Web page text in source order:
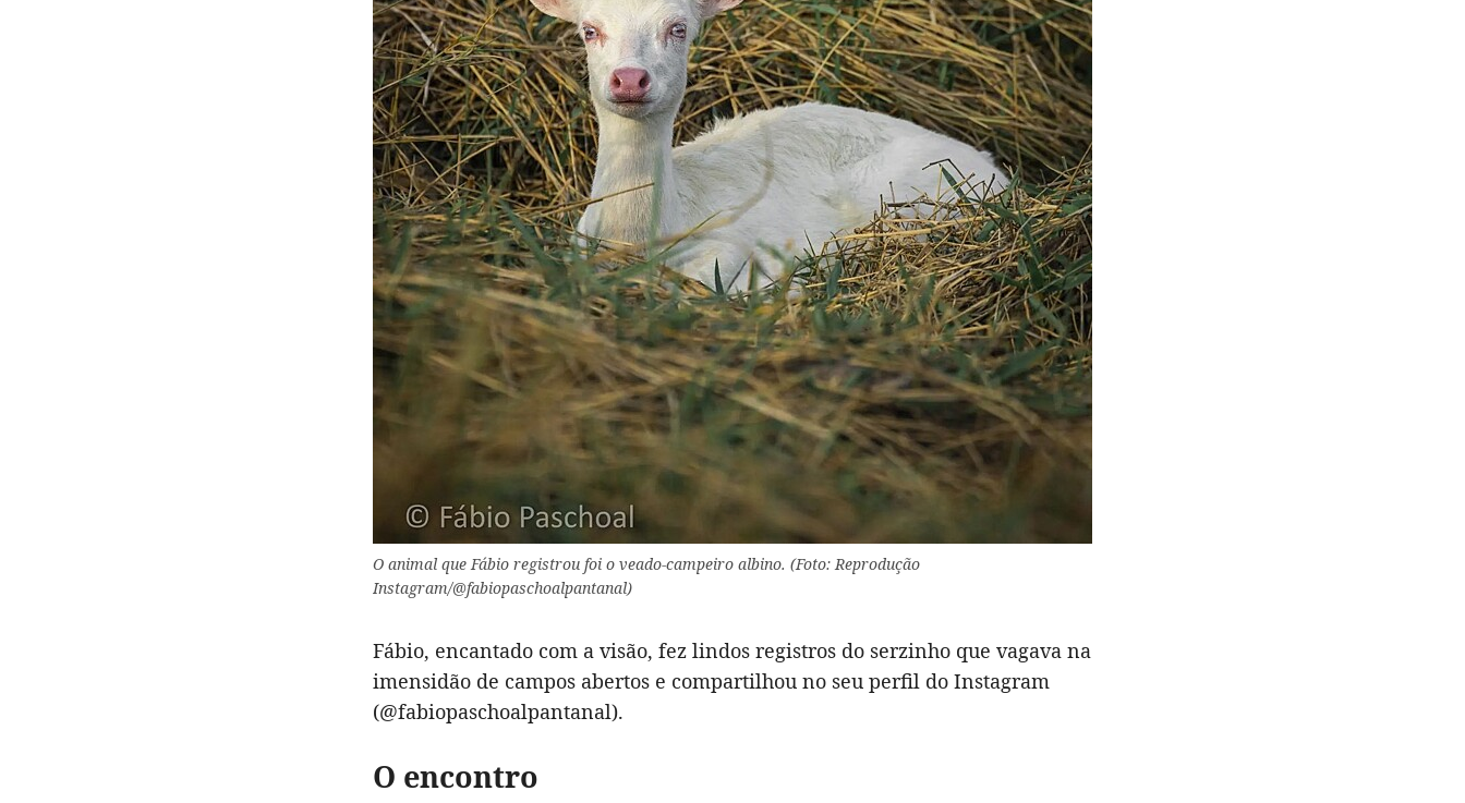
O animal que Fábio registrou foi o veado-campeiro albino. (Foto: Reprodução
Instagram/@fabiopaschoalpantanal)
Fábio, encantado com a visão, fez lindos registros do serzinho que vagava na
imensidão de campos abertos e compartilhou no seu perfil do Instagram
(@fabiopaschoalpantanal).
O encontro